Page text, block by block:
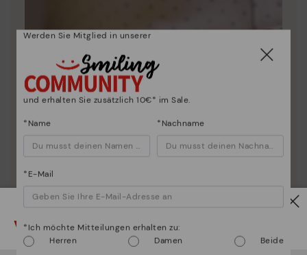
Vorsicht!
Werden Sie Mitglied in unserer
und erhalten Sie zusätzlich 10€* im Sale.
*Name *Nachname
*E-Mail
*Ich möchte Mitteilungen erhalten zu:
Herren
Damen Beide